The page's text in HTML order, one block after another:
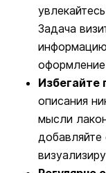
Задача
Избегайте
описания
мысли